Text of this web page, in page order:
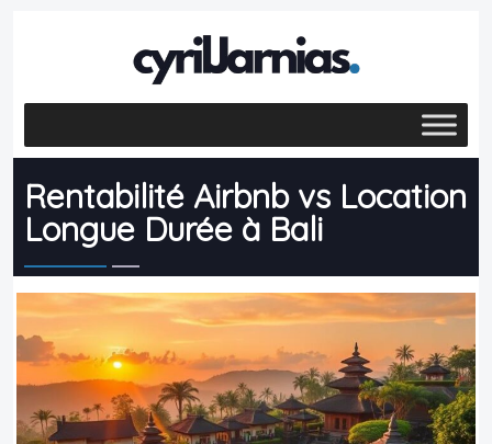
Rentabilité Airbnb vs Location
Longue Durée à Bali